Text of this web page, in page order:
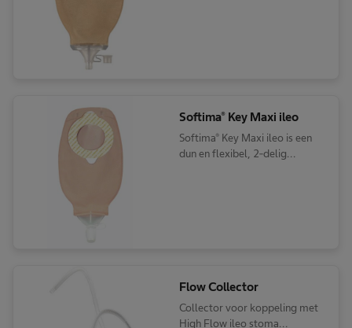
Softima® Key Maxi ileo
Softima® Key Maxi ileo is een
dun en flexibel, 2-delig
Flow Collector
Collector voor koppeling met
High Flow ileo stoma